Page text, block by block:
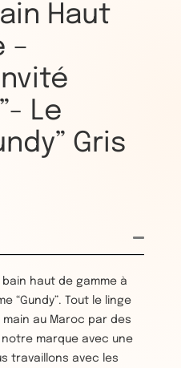
Haut
–
Le
Gris
haut de gamme à
“Gundy”. Tout le linge
au Maroc par des
marque avec une
travaillons avec les